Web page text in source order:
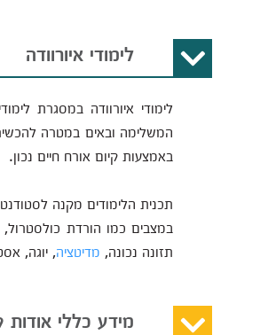
לימודי איורוודה
לימודי איורוודה במסגרת
המשלימה ובאים במטרה
באמצעות קיום אורח חיים נכון.
תכנית הלימודים מקנה
במצבים כמו הורדת
תזונה נכונה, מדיטציה, יוגה,
מידע כללי אודות